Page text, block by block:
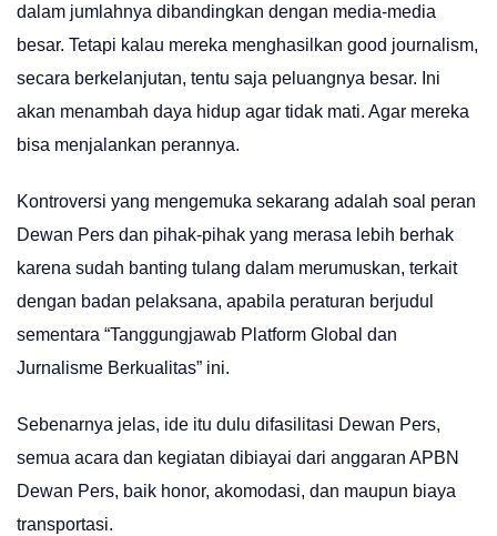
dalam jumlahnya dibandingkan dengan media-media
besar. Tetapi kalau mereka menghasilkan good journalism,
secara berkelanjutan, tentu saja peluangnya besar. Ini
akan menambah daya hidup agar tidak mati. Agar mereka
bisa menjalankan perannya.
Kontroversi yang mengemuka sekarang adalah soal peran
Dewan Pers dan pihak-pihak yang merasa lebih berhak
karena sudah banting tulang dalam merumuskan, terkait
dengan badan pelaksana, apabila peraturan berjudul
sementara “Tanggungjawab Platform Global dan
Jurnalisme Berkualitas” ini.
Sebenarnya jelas, ide itu dulu difasilitasi Dewan Pers,
semua acara dan kegiatan dibiayai dari anggaran APBN
Dewan Pers, baik honor, akomodasi, dan maupun biaya
transportasi.